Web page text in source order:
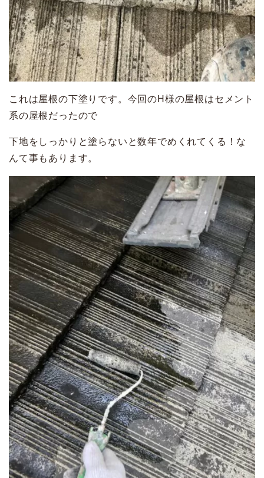
これは屋根の下塗りです。今回のH様の屋根はセメント
系の屋根だったので
下地をしっかりと塗らないと数年でめくれてくる！な
んて事もあります。